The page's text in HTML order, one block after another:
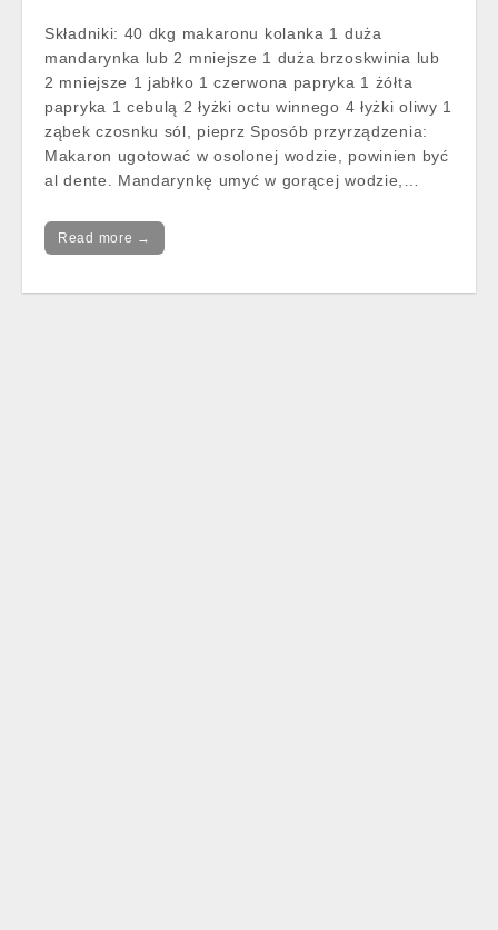
Składniki: 40 dkg makaronu kolanka 1 duża
mandarynka lub 2 mniejsze 1 duża brzoskwinia lub
2 mniejsze 1 jabłko 1 czerwona papryka 1 żółta
papryka 1 cebulą 2 łyżki octu winnego 4 łyżki oliwy 1
ząbek czosnku sól, pieprz Sposób przyrządzenia:
Makaron ugotować w osolonej wodzie, powinien być
al dente. Mandarynkę umyć w gorącej wodzie,…
Read more →